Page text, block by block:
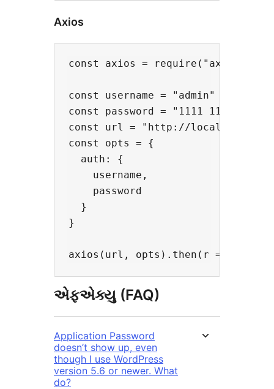
Axios
const axios = require("axios")
const username = "admin"
const password = "1111 1111 1111
const url = "http://
const opts = {
  auth: {
    username,
    password
  }
}
એફએક્યુ (FAQ)
Application Password
doesn’t show up, even
though I use WordPress
version 5.6 or newer. What
do?